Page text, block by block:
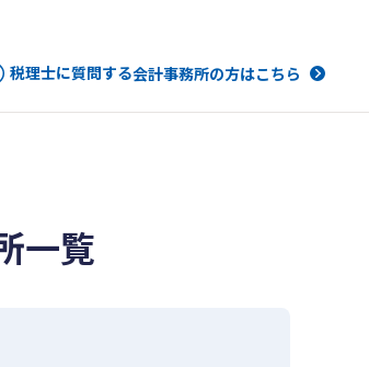
税理士に質問する会計事務所の方はこちら
一覧